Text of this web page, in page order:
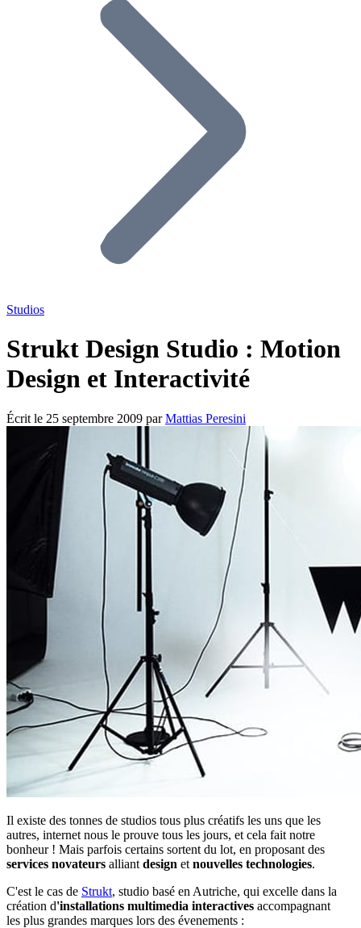
Studios
Strukt Design Studio : Motion
Design et Interactivité
Écrit le 25 septembre 2009 parMattias Peresini
Il existe des tonnes de studios tous plus créatifs les uns que les
autres, internet nous le prouve tous les jours, et cela fait notre
bonheur ! Mais parfois certains sortent du lot, en proposant des
services novateurs alliant design et nouvelles technologies.
C'est le cas de Strukt, studio basé en Autriche, qui excelle dans la
création d'installations multimedia interactives accompagnant
les plus grandes marques lors des évenements :